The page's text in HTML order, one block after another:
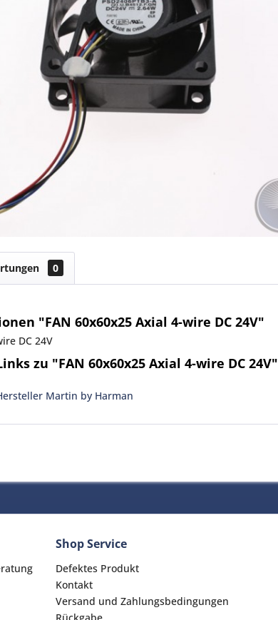
0
"FAN 60x60x25 Axial 4-wire DC 24V"
DC 24V
zu "FAN 60x60x25 Axial 4-wire DC 24V"
Martin by Harman
Shop Service
Defektes Produkt
Kontakt
Versand und Zahlungsbedingungen